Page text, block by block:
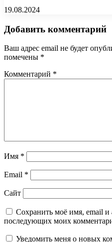
19.08.2024
Добавить комментарий
Ваш адрес email не будет
помечены *
Комментарий *
Имя *
Email *
Сайт
Сохранить моё имя, email и
последующих моих
Уведомить меня о новых